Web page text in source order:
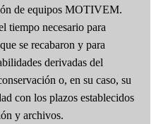
de equipos MOTIVEM.
tiempo necesario para
se recabaron y para
derivadas del
o, en su caso, su
con los plazos establecidos
y archivos.